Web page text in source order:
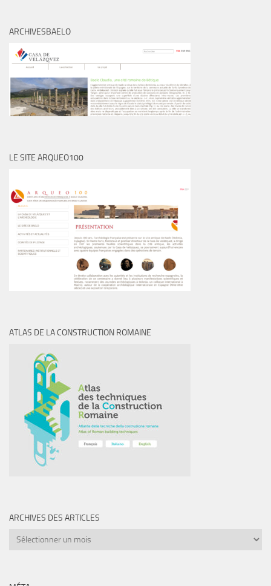
ARCHIVESBAELO
LE SITE ARQUEO100
ATLAS DE LA CONSTRUCTION ROMAINE
ARCHIVES DES ARTICLES
Archives